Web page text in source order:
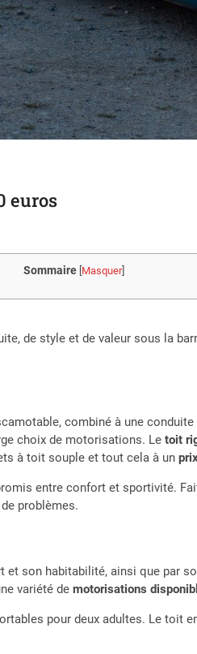
euros
Sommaire Masquer]
de style et de valeur sous la
combiné à une
choix de motorisations. Letoit
à toit souple et tout cela à un
entre confort et sportivité.
problèmes.
et son habitabilité, ainsi que par
variété demotorisations
pour deux adultes. Le toit